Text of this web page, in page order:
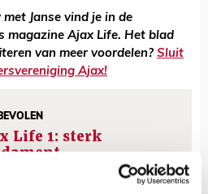
Janse vind je in de
magazine Ajax Life. Het blad
van meer voordelen? Sluit
Ajax!
Life 1: sterk